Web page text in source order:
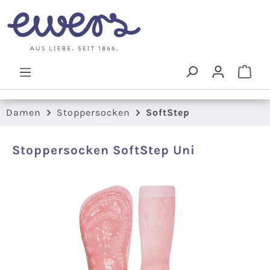
Zum Hauptinhalt springen
Damen Stoppersocken SoftStep
Stoppersocken SoftStep Uni
Bildergalerie überspringen